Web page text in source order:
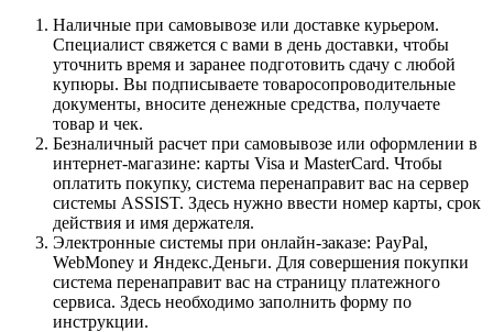
Наличные при самовывозе или доставке курьером.
Специалист свяжется с вами в день доставки, чтобы
уточнить время и заранее подготовить сдачу с любой
купюры. Вы подписываете товаросопроводительные
документы, вносите денежные средства, получаете
товар и чек.
Безналичный расчет при самовывозе или оформлении в
интернет-магазине: карты Visa и MasterCard. Чтобы
оплатить покупку, система перенаправит вас на сервер
системы ASSIST. Здесь нужно ввести номер карты, срок
действия и имя держателя.
Электронные системы при онлайн-заказе: PayPal,
WebMoney и Яндекс.Деньги. Для совершения покупки
система перенаправит вас на страницу платежного
сервиса. Здесь необходимо заполнить форму по
инструкции.